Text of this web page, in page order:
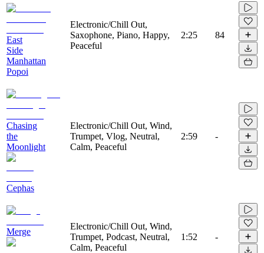
East
Side
Manhattan
Popoi
Electronic/Chill Out,
Saxophone, Piano, Happy,
Peaceful
2:25 84
Chasing
the
Moonlight
Cephas
Electronic/Chill Out, Wind,
Trumpet, Vlog, Neutral,
Calm, Peaceful
2:59 -
Merge
Electronic/Chill Out, Wind,
Trumpet, Podcast, Neutral,
Calm, Peaceful
1:52 -